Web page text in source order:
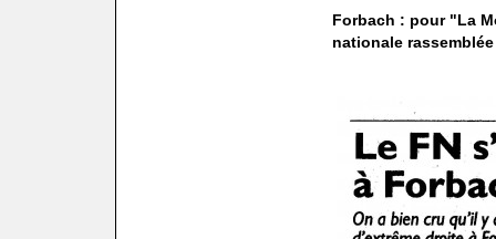
Forbach : pour "La
nationale